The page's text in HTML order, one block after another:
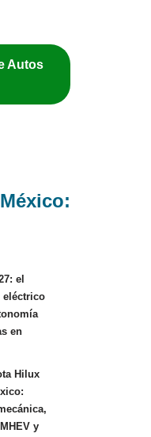
Autos
el
eléctrico
en
Hilux
y